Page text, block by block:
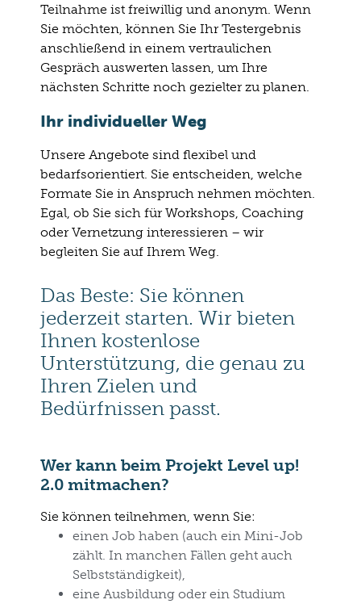
Teilnahme ist freiwillig und anonym. Wenn
Sie möchten, können Sie Ihr Testergebnis
anschließend in einem vertraulichen
Gespräch auswerten lassen, um Ihre
nächsten Schritte noch gezielter zu planen.
Ihr individueller Weg
Unsere Angebote sind flexibel und
bedarfsorientiert. Sie entscheiden, welche
Formate Sie in Anspruch nehmen möchten.
Egal, ob Sie sich für Workshops, Coaching
oder Vernetzung interessieren – wir
begleiten Sie auf Ihrem Weg.
Das Beste: Sie können
jederzeit starten. Wir bieten
Ihnen kostenlose
Unterstützung, die genau zu
Ihren Zielen und
Bedürfnissen passt.
Wer kann beim Projekt Level up!
2.0 mitmachen?
Sie können teilnehmen, wenn Sie:
einen Job haben (auch ein Mini-Job
zählt. In manchen Fällen geht auch
Selbstständigkeit),
eine Ausbildung oder ein Studium